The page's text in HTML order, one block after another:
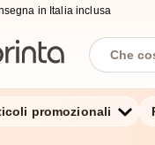
in Italia inclusa
promozionali